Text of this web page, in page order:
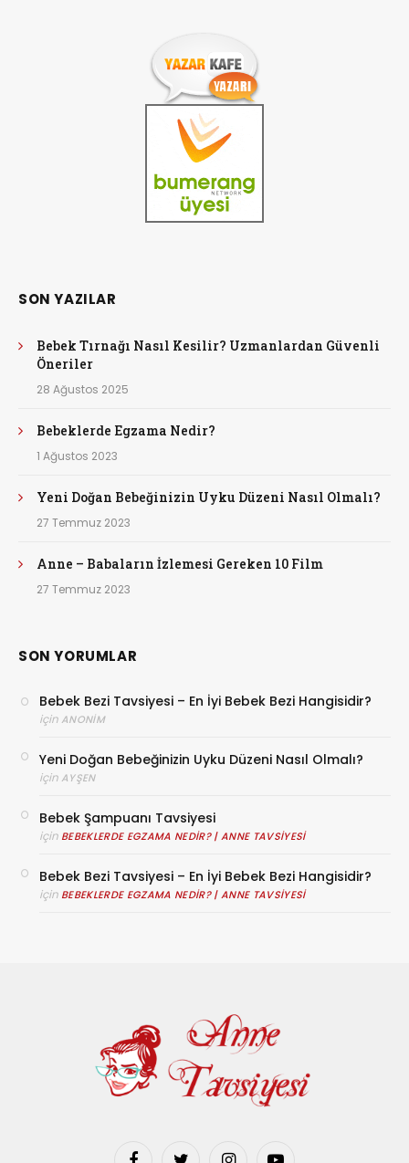
SON YAZILAR
Bebek Tırnağı Nasıl Kesilir? Uzmanlardan Güvenli
Öneriler
28 Ağustos 2025
Bebeklerde Egzama Nedir?
1 Ağustos 2023
Yeni Doğan Bebeğinizin Uyku Düzeni Nasıl Olmalı?
27 Temmuz 2023
Anne – Babaların İzlemesi Gereken 10 Film
27 Temmuz 2023
SON YORUMLAR
Bebek Bezi Tavsiyesi – En İyi Bebek Bezi Hangisidir?
için ANONIM
Yeni Doğan Bebeğinizin Uyku Düzeni Nasıl Olmalı?
için AYŞEN
Bebek Şampuanı Tavsiyesi
için BEBEKLERDE EGZAMA NEDIR? | ANNE TAVSIYESI
Bebek Bezi Tavsiyesi – En İyi Bebek Bezi Hangisidir?
için BEBEKLERDE EGZAMA NEDIR? | ANNE TAVSIYESI